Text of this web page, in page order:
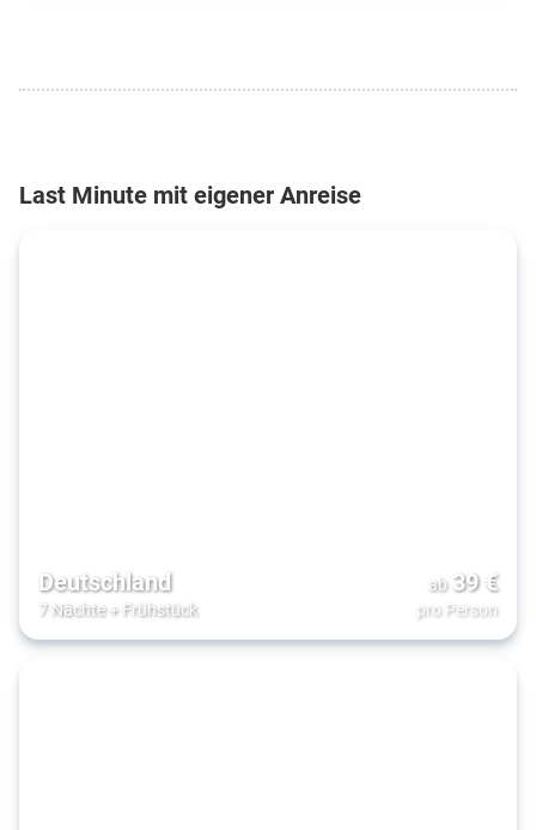
Last Minute mit eigener Anreise
Deutschland
7 Nächte+ Frühstück
ab 39€
pro Person